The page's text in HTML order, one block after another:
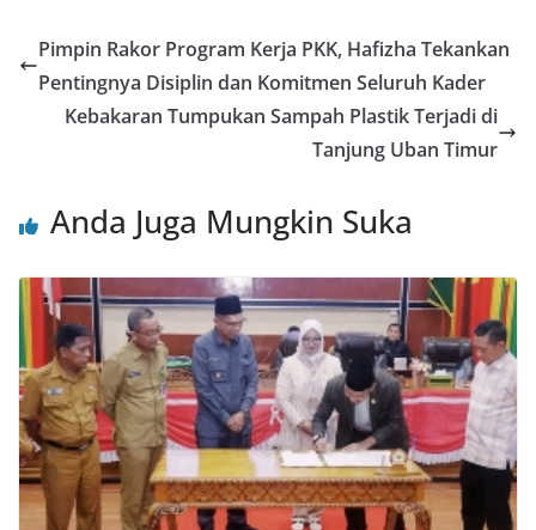
Pimpin Rakor Program Kerja PKK, Hafizha Tekankan
Pentingnya Disiplin dan Komitmen Seluruh Kader
Kebakaran Tumpukan Sampah Plastik Terjadi di
Tanjung Uban Timur
Anda Juga Mungkin Suka